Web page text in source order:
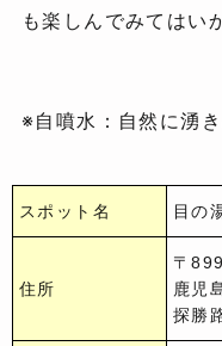
も楽しんでみてはい
※自噴水：自然に湧
スポット名 目の
住所
〒
鹿児
探勝